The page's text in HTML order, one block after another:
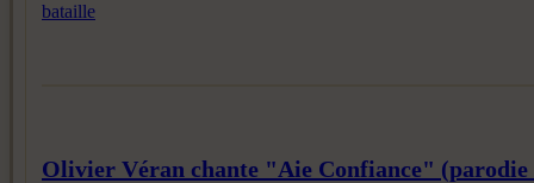
bataille
Olivier Véran chante "Aie Confiance"